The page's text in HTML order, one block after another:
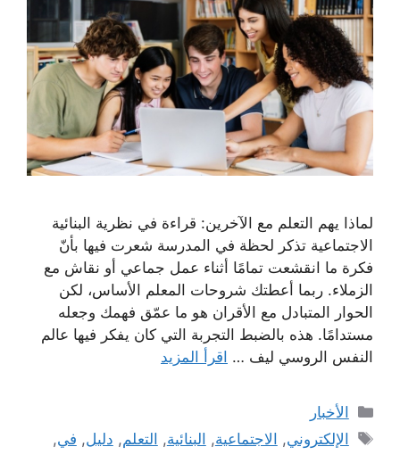
لماذا يهم التعلم مع الآخرين: قراءة في نظرية البنائية
الاجتماعية تذكر لحظة في المدرسة شعرت فيها بأنّ
فكرة ما انقشعت تمامًا أثناء عمل جماعي أو نقاش مع
الزملاء. ربما أعطتك شروحات المعلم الأساس، لكن
الحوار المتبادل مع الأقران هو ما عمّق فهمك وجعله
مستدامًا. هذه بالضبط التجربة التي كان يفكر فيها عالم
النفس الروسي ليف … اقرأ المزيد
التصنيفات
الأخبار
الوسوم
الإلكتروني, الاجتماعية, البنائية, التعلم, دليل, في,